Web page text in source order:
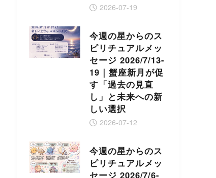
2026-07-19
今週の星からのス
ピリチュアルメッ
セージ 2026/7/13-
19｜蟹座新月が促
す「過去の見直
し」と未来への新
しい選択
2026-07-12
今週の星からのス
ピリチュアルメッ
セージ 2026/7/6-